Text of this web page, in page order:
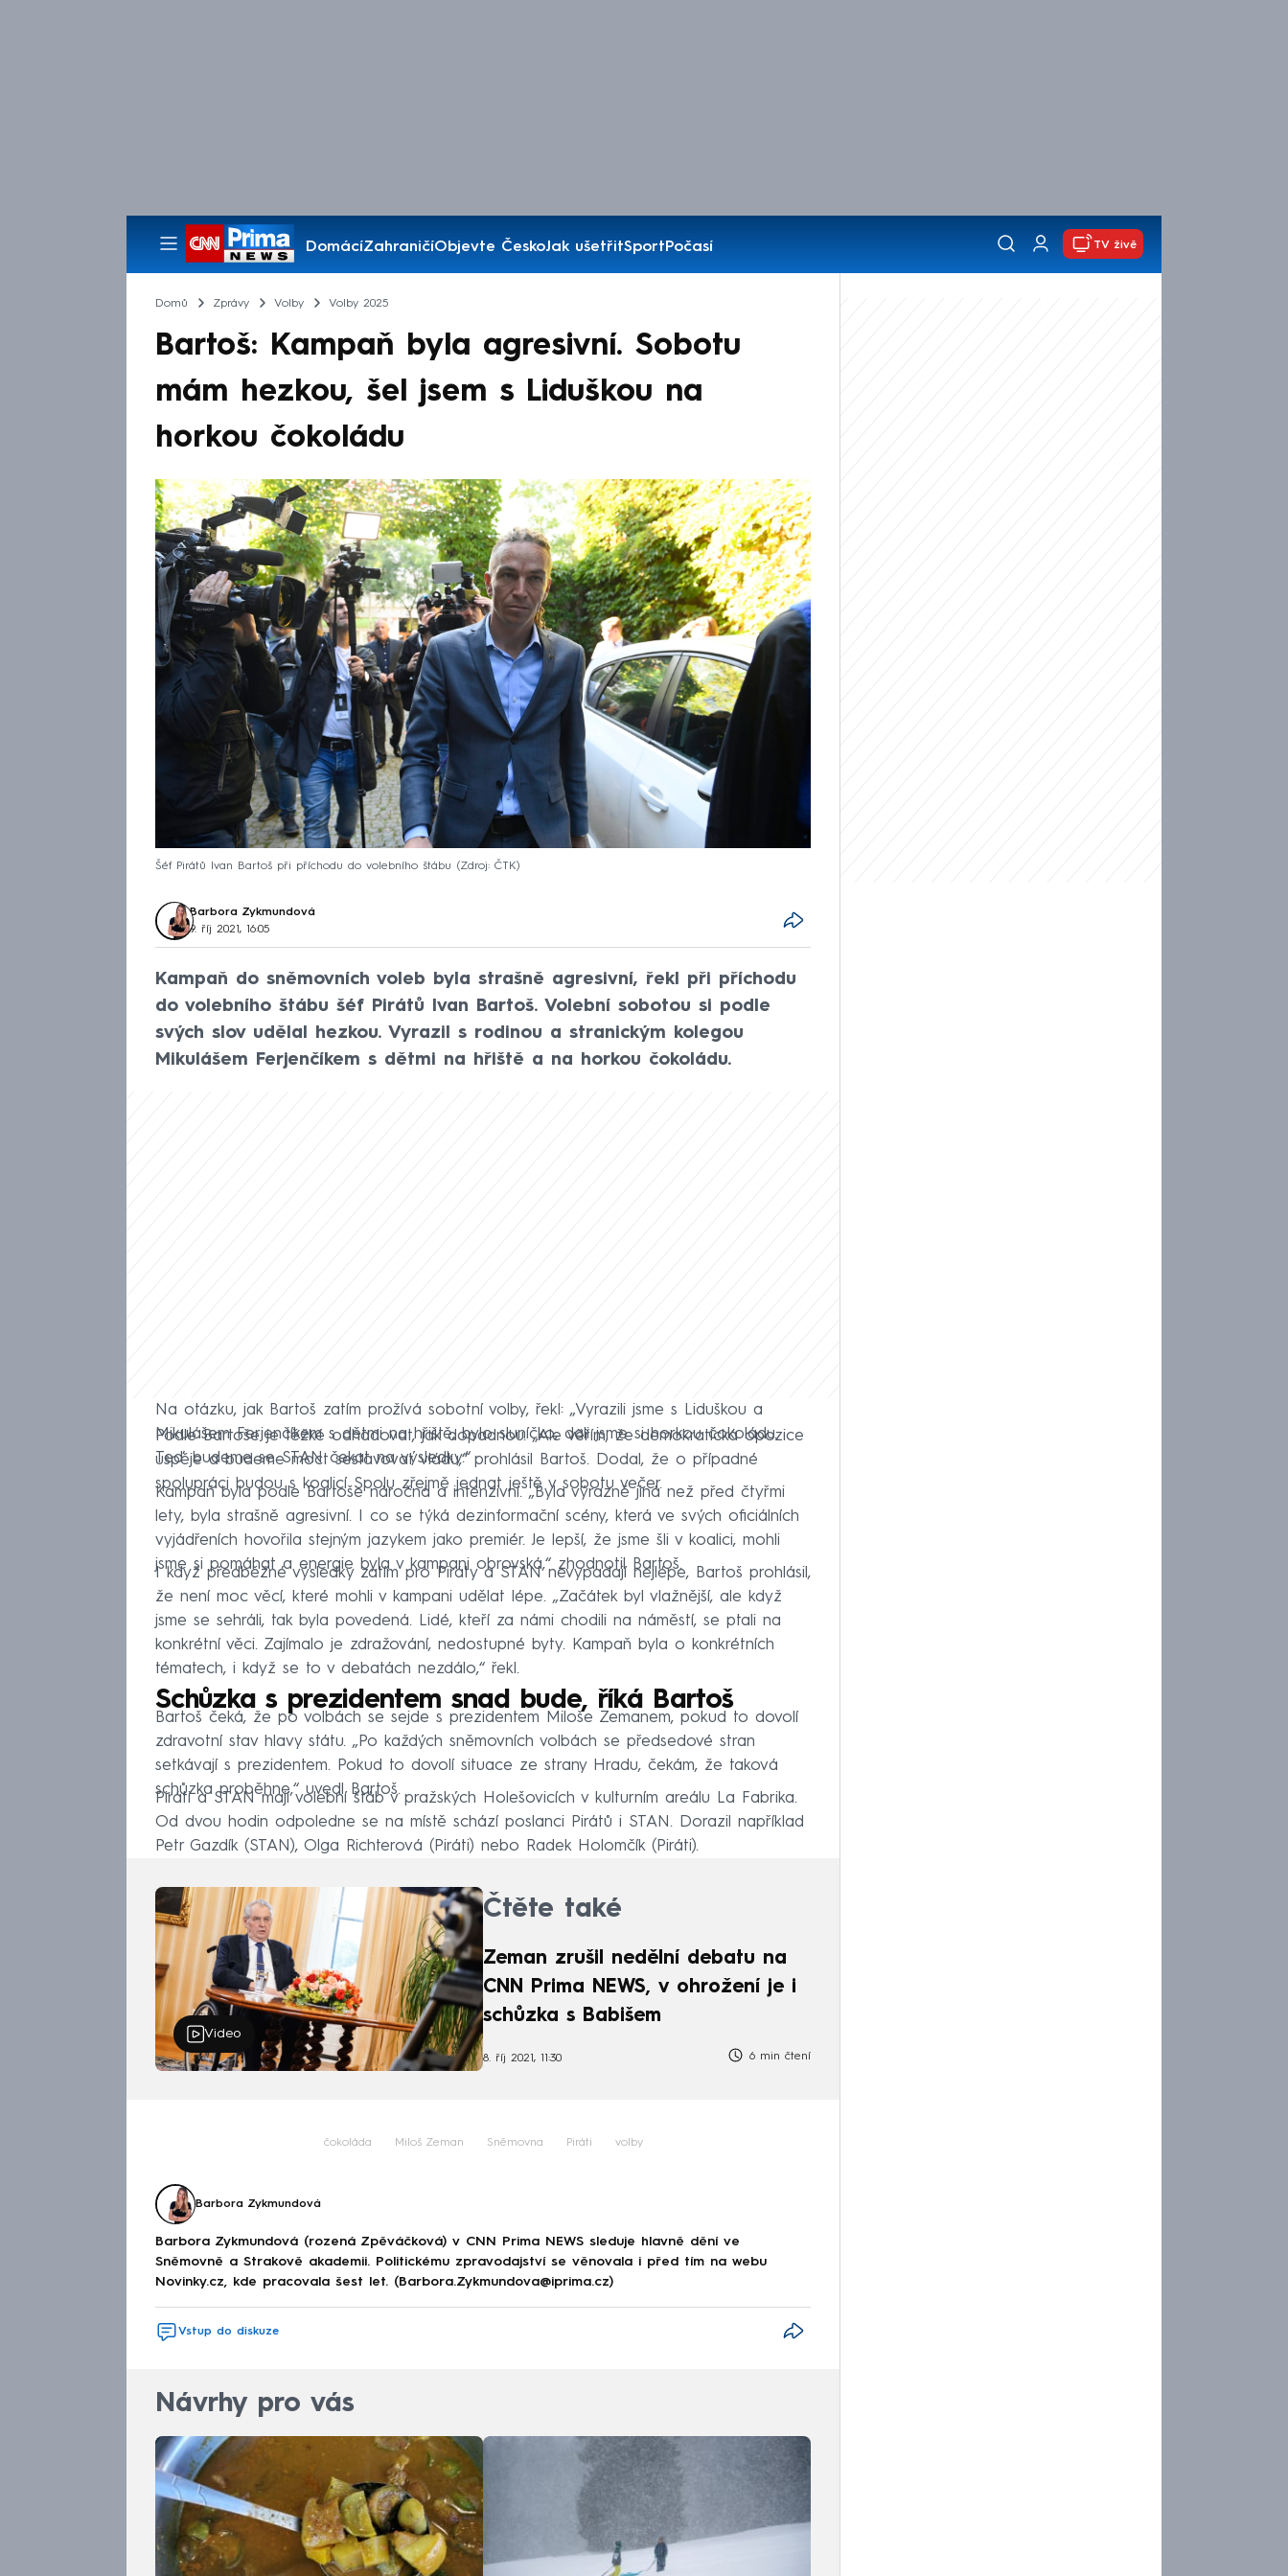
DomácíZahraničíObjevte ČeskoJak ušetřitSportPočasí
Pořady
TV živě
Domů Zprávy Volby Volby 2025
Bartoš: Kampaň byla agresivní. Sobotu
mám hezkou, šel jsem s Liduškou na
horkou čokoládu
Šéf Pirátů Ivan Bartoš při příchodu do volebního štábu Zdroj: ČTK
Barbora Zykmundová
9. říj 2021, 16:05
Kampaň do sněmovních voleb byla strašně agresivní, řekl při příchodu
do volebního štábu šéf Pirátů Ivan Bartoš. Volební sobotou si podle
svých slov udělal hezkou. Vyrazil s rodinou a stranickým kolegou
Mikulášem Ferjenčíkem s dětmi na hřiště a na horkou čokoládu.
Na otázku, jak Bartoš zatím prožívá sobotní volby, řekl: „Vyrazili jsme s Liduškou a
Mikulášem Ferjenčíkem s dětmi na hřiště, bylo sluníčko, dali jsme si horkou čokoládu.
Teď budeme se STAN čekat na výsledky.“
Podle Bartoše je těžké odhadovat, jak dopadnou. „Ale věřím, že demokratická opozice
uspěje a budeme moct sestavovat vládu,“ prohlásil Bartoš. Dodal, že o případné
spolupráci budou s koalicí Spolu zřejmě jednat ještě v sobotu večer.
Kampaň byla podle Bartoše náročná a intenzivní. „Byla výrazně jiná než před čtyřmi
lety, byla strašně agresivní. I co se týká dezinformační scény, která ve svých oficiálních
vyjádřeních hovořila stejným jazykem jako premiér. Je lepší, že jsme šli v koalici, mohli
jsme si pomáhat a energie byla v kampani obrovská,“ zhodnotil Bartoš.
I když předběžné výsledky zatím pro Piráty a STAN nevypadají nejlépe, Bartoš prohlásil,
že není moc věcí, které mohli v kampani udělat lépe. „Začátek byl vlažnější, ale když
jsme se sehráli, tak byla povedená. Lidé, kteří za námi chodili na náměstí, se ptali na
konkrétní věci. Zajímalo je zdražování, nedostupné byty. Kampaň byla o konkrétních
tématech, i když se to v debatách nezdálo,“ řekl.
Schůzka s prezidentem snad bude, říká Bartoš
Bartoš čeká, že po volbách se sejde s prezidentem Miloše Zemanem, pokud to dovolí
zdravotní stav hlavy státu. „Po každých sněmovních volbách se předsedové stran
setkávají s prezidentem. Pokud to dovolí situace ze strany Hradu, čekám, že taková
schůzka proběhne,“ uvedl Bartoš.
Piráti a STAN mají volební štáb v pražských Holešovicích v kulturním areálu La Fabrika.
Od dvou hodin odpoledne se na místě schází poslanci Pirátů i STAN. Dorazil například
Petr Gazdík (STAN), Olga Richterová (Piráti) nebo Radek Holomčík (Piráti).
Video
Čtěte také
Zeman zrušil nedělní debatu na
CNN Prima NEWS, v ohrožení je i
schůzka s Babišem
8. říj 2021, 11:30 6 min čtení
čokoláda Miloš Zeman Sněmovna Piráti volby
Barbora Zykmundová
Barbora Zykmundová (rozená Zpěváčková) v CNN Prima NEWS sleduje hlavně dění ve
Sněmovně a Strakově akademii. Politickému zpravodajství se věnovala i před tím na webu
Novinky.cz, kde pracovala šest let. (Barbora.Zykmundova@iprima.cz)
Vstup do diskuze
Návrhy pro vás